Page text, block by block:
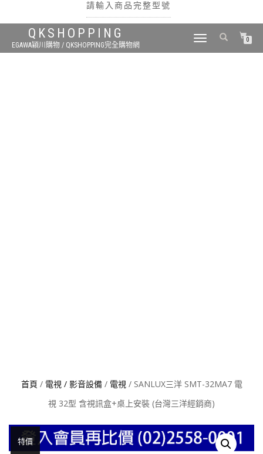
請輸入商品完整型號
QKSHOPPING
EGAWA穎川購物 / QKSHOPPING完全購物網
TOGGLE
0
首頁 / 電視 / 影音設備/ 電視/ SANLUX三洋 SMT-32MA7 電
視 32型 含視訊盒+桌上安裝 (台灣三洋經銷商)
特價